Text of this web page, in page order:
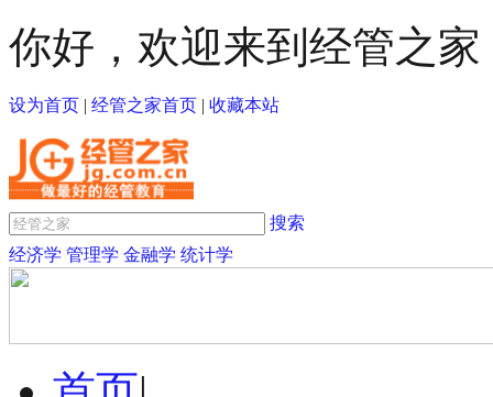
你好，欢迎来到经管之家
设为首页 | 经管之家首页 | 收藏本站
搜索
经济学 管理学 金融学 统计学